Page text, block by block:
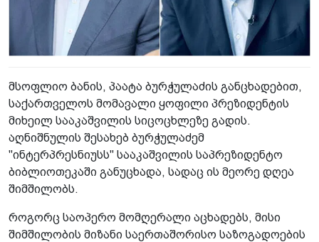
მსოფლიო ბანის, პაატა ბურჭულაძის განცხადებით,
საქართველოს მომავალი ყოფილი პრეზიდენტის
მიხეილ სააკაშვილის სიცოცხლეზე გადის.
აღნიშნულის შესახებ ბურჭულაძემ
"ინტერპრესნიუსს" სააკაშვილის საპრეზიდენტო
ბიბლიოთეკაში განუცხადა, სადაც ის მეორე დღეა
შიმშილობს.
როგორც საოპერო მომღერალი აცხადებს, მისი
შიმშილობის მიზანი საერთაშორისო საზოგადოების